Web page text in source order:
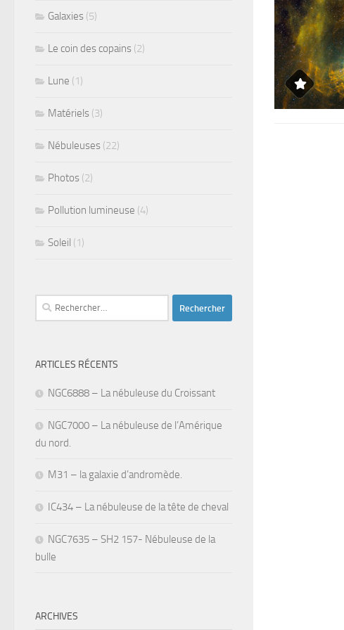
Galaxies (5)
Le coin des copains (2)
Lune (1)
Matériels (3)
Nébuleuses (22)
Photos (2)
Pollution lumineuse (4)
Soleil (1)
Rechercher :
ARTICLES RÉCENTS
NGC6888 – La nébuleuse du Croissant
NGC7000 – La nébuleuse de l’Amérique
du nord.
M31 – la galaxie d’andromède.
IC434 – La nébuleuse de la tête de cheval
NGC7635 – SH2 157- Nébuleuse de la
bulle
ARCHIVES